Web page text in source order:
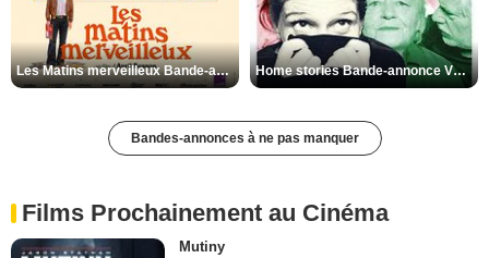
Les Matins merveilleux Bande-annonce VF Home stories Bande-annonce VO STFR
Bandes-annonces à ne pas manquer
Films Prochainement au Cinéma
Mutiny